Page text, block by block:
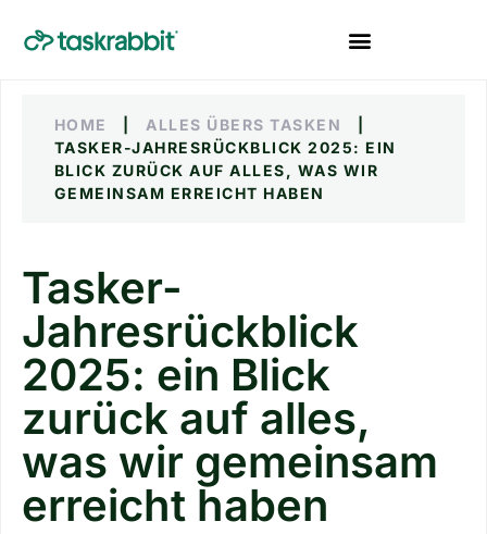
HOME ALLES ÜBERS TASKEN
TASKER-JAHRESRÜCKBLICK 2025: EIN
BLICK ZURÜCK AUF ALLES, WAS WIR
GEMEINSAM ERREICHT HABEN
Tasker-
Jahresrückblick
2025: ein Blick
zurück auf alles,
was wir gemeinsam
erreicht haben